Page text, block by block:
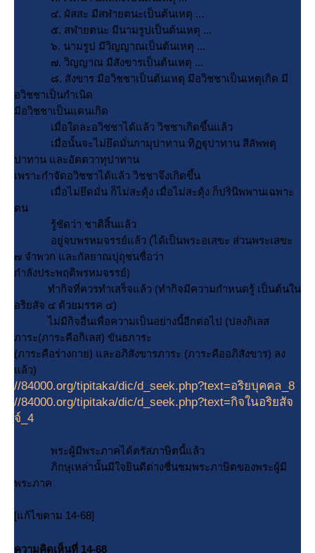
๔. ผัสสะ มีสฬายตนะเป็นต้นเหตุ ...
๕. สฬายตนะ มีนามรูปเป็นต้นเหตุ ...
๖. นามรูป มีวิญญาณเป็นต้นเหตุ ...
๗. วิญญาณ มีสังขารเป็นต้นเหตุ ...
๘. สังขาร มีอวิชชาเป็นต้นเหตุ มีอวิชชาเป็นเหตุเกิด มี
อวิชชาเป็นกำเนิด
มีอวิชชาเป็นแดนเกิด
เมื่อใดละอวิชชาได้แล้ว วิชชาเกิดขึ้นแล้ว
เมื่อนั้นจะไม่ยึดมั่นกามุปาทาน ทิฏฐุปาทาน สีลัพพตุ
ปาทาน และอัตตวาทุปาทาน
เพราะกำจัดอวิชชาได้แล้ว วิชชาจึงเกิดขึ้น
เมื่อไม่ยึดมั่น ก็ไม่สะดุ้ง เมื่อไม่สะดุ้ง ก็ปรินิพพานเฉพาะ
ตน
รู้ชัดว่า ชาติสิ้นแล้ว
อยู่จบพรหมจรรย์แล้ว (ได้เป็นพระอเสขะ ส่วนพระเสขะ
๗ จำพวก และกัลยาณปุถุชนชื่อว่า
กำลังประพฤติพรหมจรรย์)
ทำกิจที่ควรทำเสร็จแล้ว (ทำกิจมีความกำหนดรู้ เป็นต้นใน
อริยสัจ ๔ ด้วยมรรค ๔)
ไม่มีกิจอื่นเพื่อความเป็นอย่างนี้อีกต่อไป (ปลงกิเลส
ภาระ(ภาระคือกิเลส) ขันธภาระ
(ภาระคือร่างกาย) และอภิสังขารภาระ (ภาระคืออภิสังขาร) ลง
ล้ว)
//84000.org/tipitaka/dic/d_seek.php?text=อริยบุคคล_8
//84000.org/tipitaka/dic/d_seek.php?text=กิจในอริยสัจ
จ์_4
พระผู้มีพระภาคได้ตรัสภาษิตนี้แล้ว
ภิกษุเหล่านั้นมีใจยินดีต่างชื่นชมพระภาษิตของพระผู้มี
พระภาค
[แก้ไขตาม 14-68]
ความคิดเห็นที่ 14-68